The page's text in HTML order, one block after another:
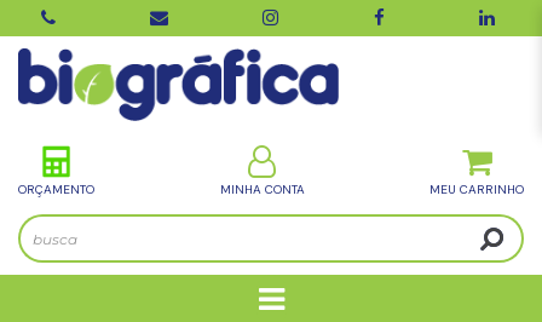
ORÇAMENTO MINHA CONTA